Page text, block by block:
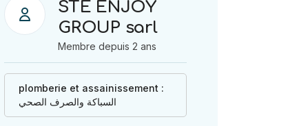
STE ENJOY
GROUP sarl
Membre depuis 2 ans
plomberie et assainissement :
السباكة والصرف الصحي